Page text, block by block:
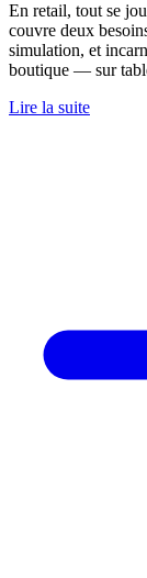
En retail, tout se
couvre deux
simulation, et
boutique — sur
Lire la suite